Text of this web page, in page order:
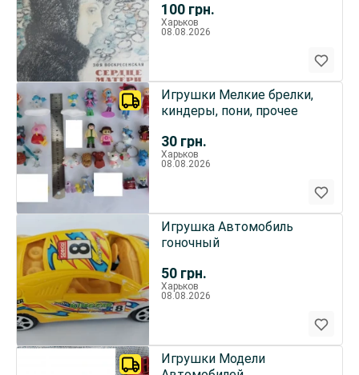
100 грн.
Харьков
08.08.2026
30 грн.
Игрушки Мелкие брелки,
киндеры, пони, прочее
Харьков
08.08.2026
50 грн.
Игрушка Автомобиль
гоночный
Харьков
08.08.2026
Игрушки Модели